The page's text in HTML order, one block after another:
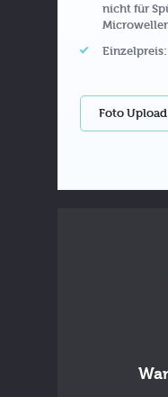
nicht für
Einzelpreis:
Foto Upload